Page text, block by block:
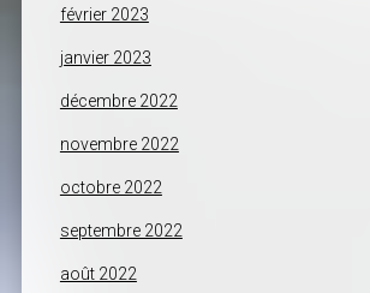
février 2023
janvier 2023
décembre 2022
novembre 2022
octobre 2022
septembre 2022
août 2022